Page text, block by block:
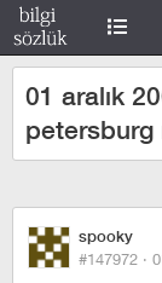
01 aralık
petersburg
spooky
#147972 ·